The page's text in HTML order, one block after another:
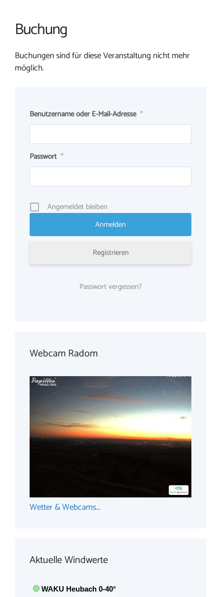
Buchung
Buchungen sind für diese Veranstaltung nicht mehr
möglich.
Benutzername oder E-Mail-Adresse *
Passwort *
Angemeldet bleiben
Registrieren
Passwort vergessen?
Webcam Radom
Wetter & Webcams...
Aktuelle Windwerte